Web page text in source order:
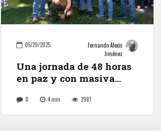
05/29/2025
Fernando Alexis
Jiménez
Una jornada de 48 horas
en paz y con masiva
0 4min 2981